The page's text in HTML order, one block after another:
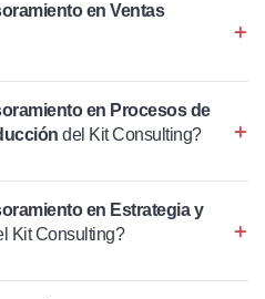
en Ventas
en Procesos de
del Kit Consulting?
en Estrategia y
Kit Consulting?